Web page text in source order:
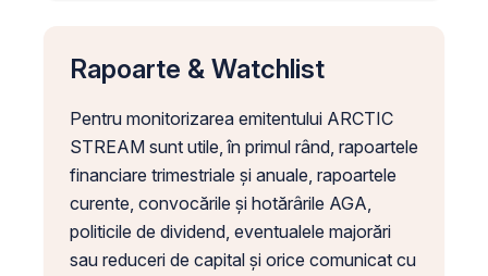
Rapoarte & Watchlist
Pentru monitorizarea emitentului ARCTIC
STREAM sunt utile, în primul rând, rapoartele
financiare trimestriale și anuale, rapoartele
curente, convocările și hotărârile AGA,
politicile de dividend, eventualele majorări
sau reduceri de capital și orice comunicat cu